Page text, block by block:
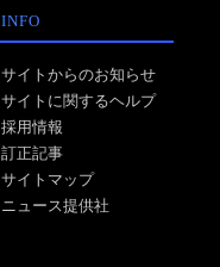
INFO
サイトからのお知らせ
サイトに関するヘルプ
採用情報
訂正記事
サイトマップ
ニュース提供社